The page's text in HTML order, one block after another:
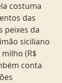
costuma
das
peixes da
siciliano
(R$
conta